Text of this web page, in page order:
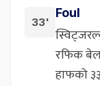
33'
Foul
रफिक
हाफको